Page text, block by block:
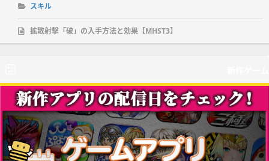
スキル
拡散射撃「破」の入手方法と効果【MHST3】